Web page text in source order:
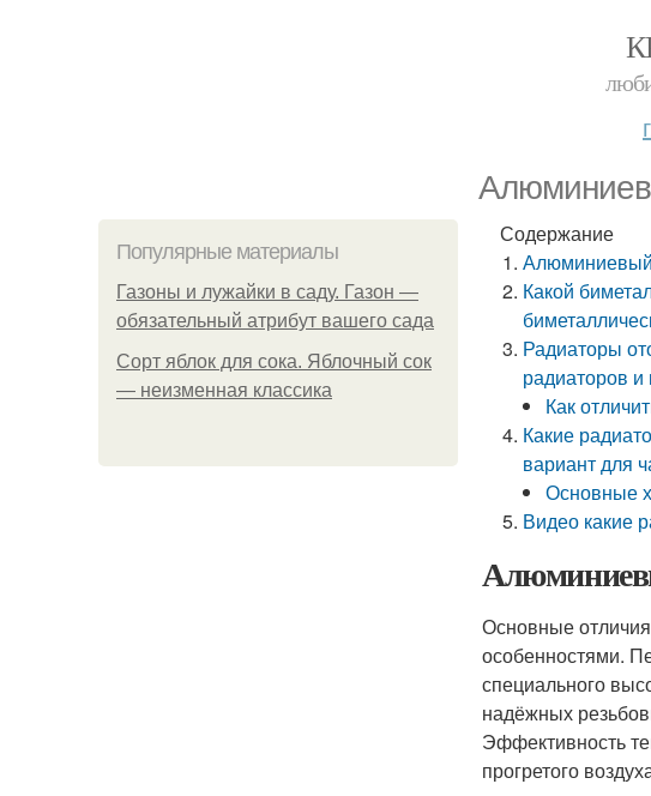
Популярные материалы
Газоны и лужайки в саду. Газон —
обязательный атрибут вашего сада
Сорт яблок для сока. Яблочный сок
— неизменная классика
Содержание
Алюминиевый
Какой
Радиаторы
радиаторов
Как
Какие
вариант для
Основные
Видео какие
Основные
особенностями.
специального
надёжных
Эффективность
прогретого